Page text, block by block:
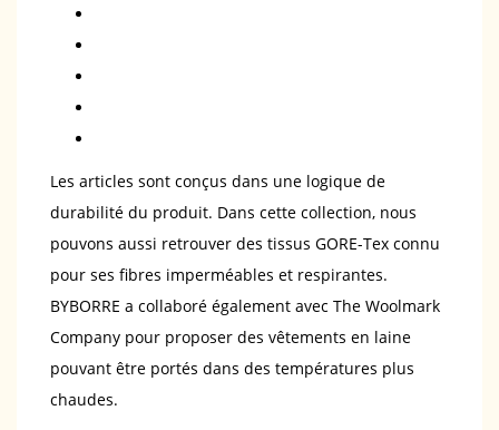
Les articles sont conçus dans une logique de
durabilité du produit. Dans cette collection, nous
pouvons aussi retrouver des tissus GORE-Tex connu
pour ses fibres imperméables et respirantes.
BYBORRE a collaboré également avec The Woolmark
Company pour proposer des vêtements en laine
pouvant être portés dans des températures plus
chaudes.